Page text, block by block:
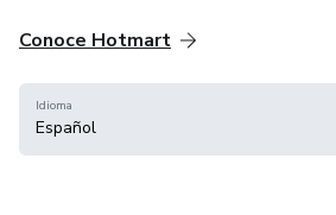
Conoce Hotmart
Idioma
Español